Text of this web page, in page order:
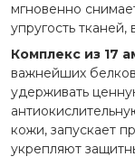
мгновенно
упругость тканей,
Комплекс из 17
важнейших
удерживать
кожи, запускает
укрепляют